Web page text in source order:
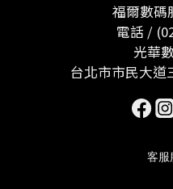
福爾數碼
電話 /
光華
台北市市民大道
客服